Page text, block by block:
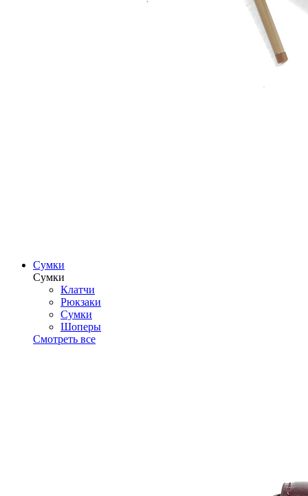
Сумки
Сумки
Клатчи
Рюкзаки
Сумки
Шоперы
Смотреть все